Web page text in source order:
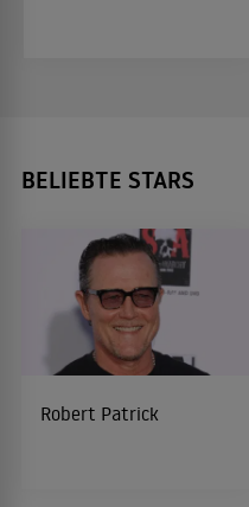
BELIEBTE STARS
Robert Patrick